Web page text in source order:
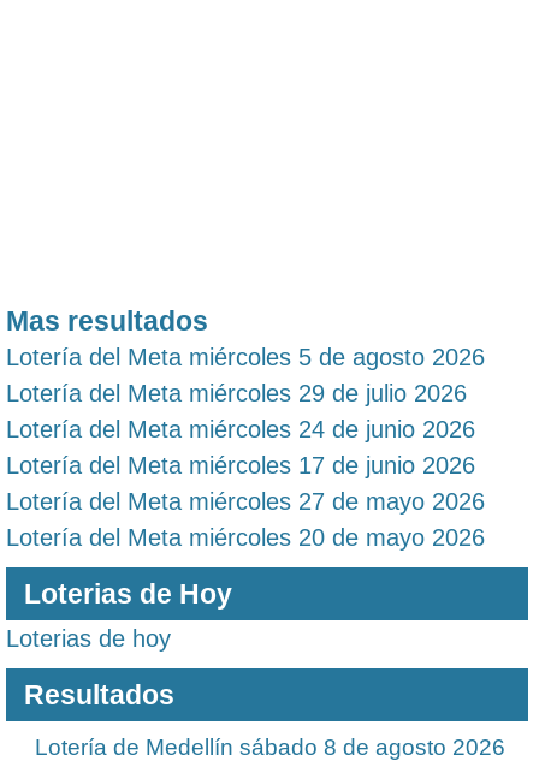
Mas resultados
Lotería del Meta miércoles 5 de agosto 2026
Lotería del Meta miércoles 29 de julio 2026
Lotería del Meta miércoles 24 de junio 2026
Lotería del Meta miércoles 17 de junio 2026
Lotería del Meta miércoles 27 de mayo 2026
Lotería del Meta miércoles 20 de mayo 2026
Loterias de Hoy
Loterias de hoy
Resultados
Lotería de Medellín sábado 8 de agosto 2026